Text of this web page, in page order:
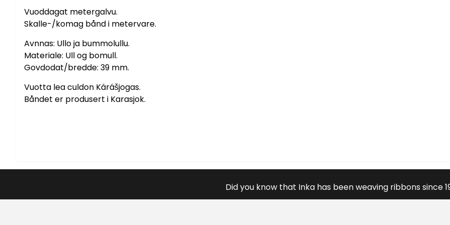
Vuoddagat metergalvu.
Skalle-/komag bånd i metervare.
Avnnas: Ullo ja bummolullu.
Materiale: Ull og bomull.
Govdodat/bredde: 39 mm.
Vuotta lea culdon Kárášjogas.
Båndet er produsert i Karasjok.
Did you know that Inka has been weaving ribbons since